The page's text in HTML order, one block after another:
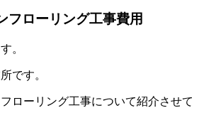
ローリング工事費用
。
です。
ローリング工事について紹介させて